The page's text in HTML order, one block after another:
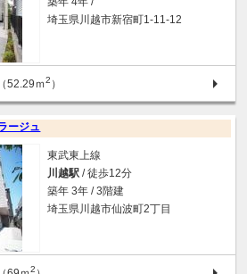
埼玉県川越市新宿町1-11-12
52.29ｍ2 ）
ージュ
東武東上線
川越駅 / 徒歩12分
築年 3年 / 3階建
埼玉県川越市仙波町2丁目
2